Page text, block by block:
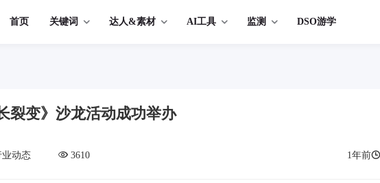
首页 关键词 达人&素材 AI工具 监测 DSO游学
裂变》沙龙活动成功举办
业动态 3610 1年前